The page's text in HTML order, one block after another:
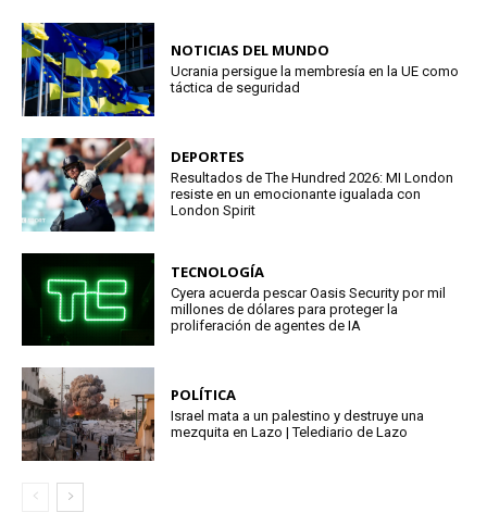
NOTICIAS DEL MUNDO
Ucrania persigue la membresía en la UE como
táctica de seguridad
DEPORTES
Resultados de The Hundred 2026: MI London
resiste en un emocionante igualada con
London Spirit
TECNOLOGÍA
Cyera acuerda pescar Oasis Security por mil
millones de dólares para proteger la
proliferación de agentes de IA
POLÍTICA
Israel mata a un palestino y destruye una
mezquita en Lazo | Telediario de Lazo